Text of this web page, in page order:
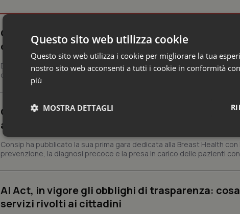
Caldo, segnali di lenta ritirata dell’ondata: il 7
da bollino rosso, l’8 scendono a 21
Dopo la giornata di oggi, dove tutte le 27 città monitorate dal
contrassegnate dal livello massimo di allerta, il nuovo bollettino sulle
Consip, al via la prima gara dedicata alla salute
accordo quadro da 48 milioni per tecnologie e
Consip ha pubblicato la sua prima gara dedicata alla Breast Health
prevenzione, la diagnosi precoce e la presa in carico delle pazienti
AI Act, in vigore gli obblighi di trasparenza:
servizi rivolti ai cittadini
Questo sito web utilizza cookie
Questo sito web utilizza i cookie per migliorare la tua
nostro sito web acconsenti a tutti i cookie in conformità
più
MOSTRA DETTAGLI
Necessari Statistici